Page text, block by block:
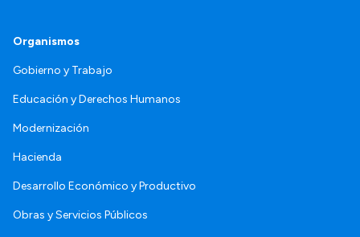
Organismos
Gobierno y Trabajo
Educación y Derechos Humanos
Modernización
Hacienda
Desarrollo Económico y Productivo
Obras y Servicios Públicos